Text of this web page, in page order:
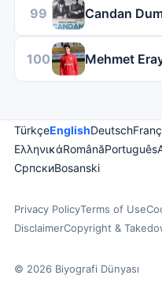
99 Candan
100 Mehmet
TürkçeEnglishDeutsch
ΕλληνικάRomânăPortuguês
СрпскиBosanski
Privacy PolicyTerms of Use
DisclaimerCopyright &
© 2026 Biyografi Dünyası